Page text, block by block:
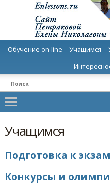
Обучение on-line Учащимся
Учащимся
Подготовка к
Конкурсы и